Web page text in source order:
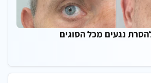
נגעים מכל הסוגים